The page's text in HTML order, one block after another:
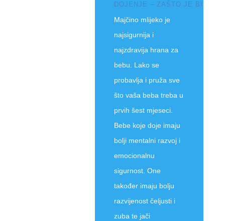
DOJENJE – ZAŠTO JE BITNO
Majčino mlijeko je
najsigurnija i
najzdravija hrana za
bebu. Lako se
probavlja i pruža sve
što vaša beba treba u
prvih šest mjeseci.
Bebe koje doje imaju
bolji mentalni razvoj i
emocionalnu
sigurnost. One
također imaju bolju
razvijenost čeljusti i
zuba te jači